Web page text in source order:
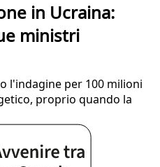
in Ucraina:
ministri
l'indagine per 100 milioni
proprio quando la